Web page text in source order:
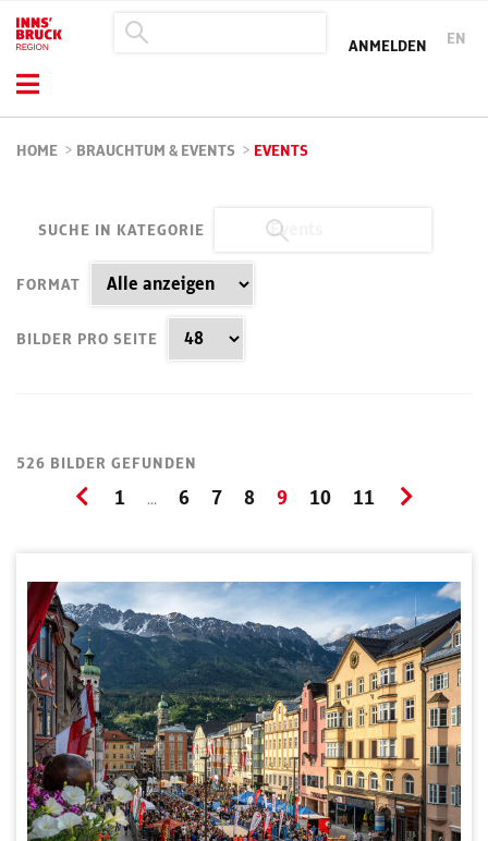
ANMELDEN EN
HOME > BRAUCHTUM & EVENTS > EVENTS
SUCHE IN KATEGORIE
FORMAT
BILDER PRO SEITE
526 BILDER GEFUNDEN
1 ... 6 7 8 9 10 11